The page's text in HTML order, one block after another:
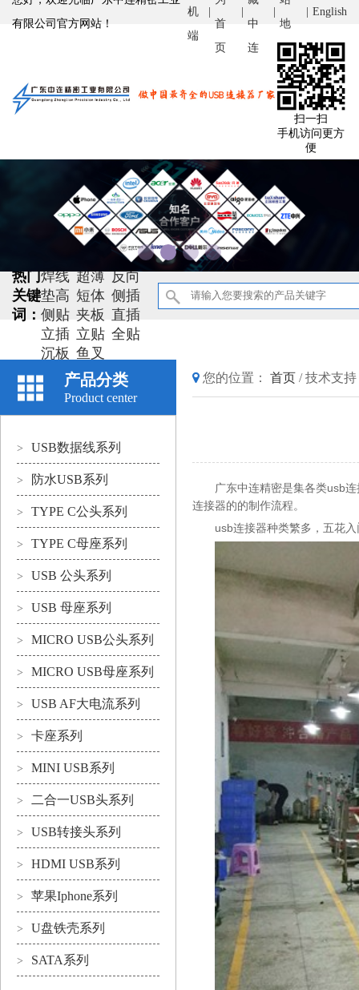
有限公司官方网站！
机
端
首
页
中
连
地
图
English
扫一扫
手机访问更方
便
热门
关键
词：
大电流
双层
焊线 超薄 反向
垫高 短体 侧插
侧贴 夹板 直插
立插 立贴 全贴
沉板 鱼叉
产品分类
Product center
> USB数据线系列
> 防水USB系列
> TYPE C公头系列
> TYPE C母座系列
> USB 公头系列
> USB 母座系列
> MICRO USB公头系列
> MICRO USB母座系列
> USB AF大电流系列
> 卡座系列
> MINI USB系列
> 二合一USB头系列
> USB转接头系列
> HDMI USB系列
> 苹果Iphone系列
> U盘铁壳系列
> SATA系列
您的位置： 首页 / 技术支持
广东中连精密是集各类usb连
连接器的的制作流程。
usb连接器种类繁多，五花